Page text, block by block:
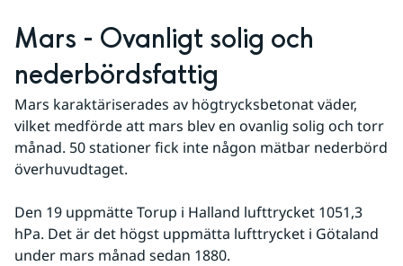
Mars - Ovanligt solig och
nederbördsfattig
Mars karaktäriserades av högtrycksbetonat väder,
vilket medförde att mars blev en ovanlig solig och torr
månad. 50 stationer fick inte någon mätbar nederbörd
överhuvudtaget.
Den 19 uppmätte Torup i Halland lufttrycket 1051,3
hPa. Det är det högst uppmätta lufttrycket i Götaland
under mars månad sedan 1880.